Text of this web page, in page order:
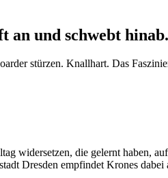
und schwebt
stürzen. Knallhart. Das
widersetzen, die gelernt haben,
Dresden empfindet Krones